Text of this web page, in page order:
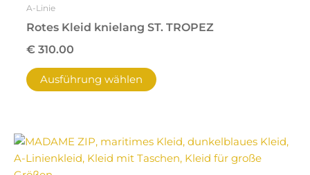
A-Linie
Rotes Kleid knielang ST. TROPEZ
€310.00
Ausführung wählen
Dieses
Produkt